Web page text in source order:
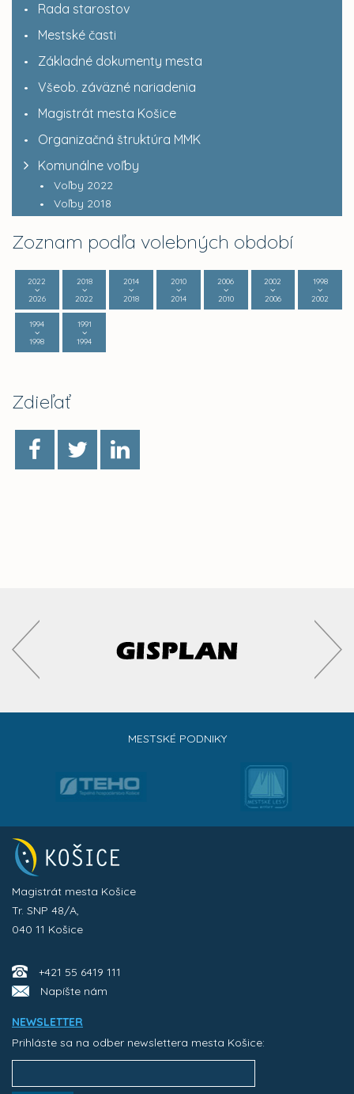
Rada starostov
Mestské časti
Základné dokumenty mesta
Všeob. záväzné nariadenia
Magistrát mesta Košice
Organizačná štruktúra MMK
Komunálne voľby
Voľby 2022
Voľby 2018
Zoznam podľa volebných období
2022
2026
2018
2022
2014
2018
2010
2014
2006
2010
2002
2006
1998
2002
1994
1998
1991
1994
Zdieľať
MESTSKÉ PODNIKY
Magistrát mesta Košice
Tr. SNP 48/A,
040 11 Košice
+421 55 6419 111
Napíšte nám
NEWSLETTER
Prihláste sa na odber newslettera mesta Košice: